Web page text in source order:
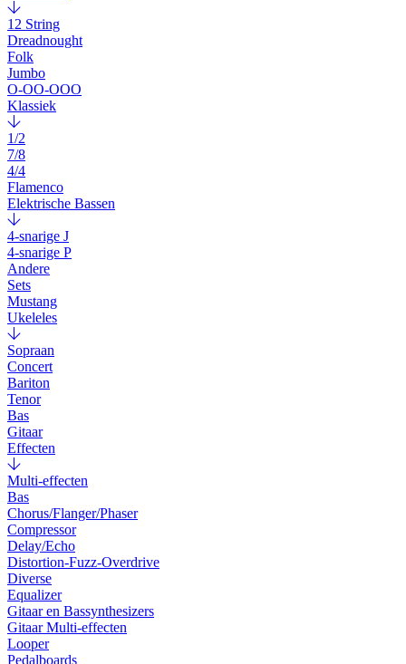
12 String
Dreadnought
Folk
Jumbo
O-OO-OOO
Klassiek
1/2
7/8
4/4
Flamenco
Elektrische Bassen
4-snarige J
4-snarige P
Andere
Sets
Mustang
Ukeleles
Sopraan
Concert
Bariton
Tenor
Bas
Gitaar
Effecten
Multi-effecten
Bas
Chorus/Flanger/Phaser
Compressor
Delay/Echo
Distortion-Fuzz-Overdrive
Diverse
Equalizer
Gitaar en Bassynthesizers
Gitaar Multi-effecten
Looper
Pedalboards